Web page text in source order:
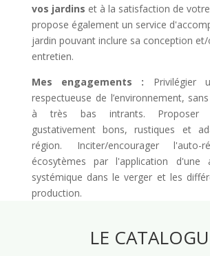
vos jardins et à la satisfaction de
propose également un service
jardin pouvant inclure sa conception
entretien.
Mes engagements : Privilégier
respectueuse de l’environnement,
à très bas intrants. Proposer
gustativement bons, rustiques et
région. Inciter/encourager l'auto-
écosytèmes par l'application d'une
systémique dans le verger et les
production.
LE